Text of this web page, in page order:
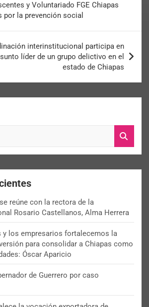
y Voluntariado FGE Chiapas
por la prevención social
interinstitucional participa en
líder de un grupo delictivo en el
estado de Chiapas
reúne con la rectora de la
Rosario Castellanos, Alma Herrera
y los empresarios fortalecemos la
para consolidar a Chiapas como
Óscar Aparicio
de Guerrero por caso